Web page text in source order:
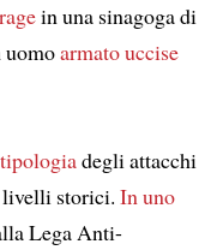
in una sinagoga di
uomoarmatouccise
degli attacchi
storici. In uno
Lega Anti-